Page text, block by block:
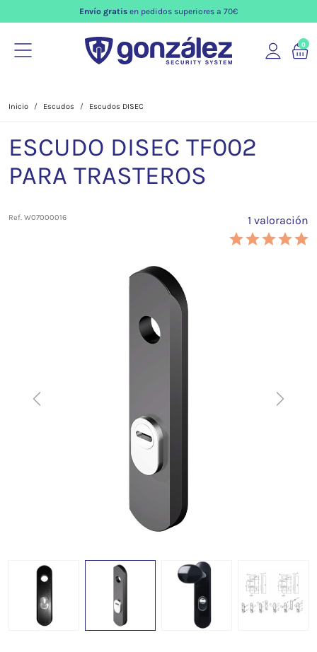
Envío gratis en pedidos superiores a 70€
0
Inicio Escudos Escudos DISEC
ESCUDO DISEC TF002
PARA TRASTEROS
Ref. W07000016 1 valoración
Previous Next